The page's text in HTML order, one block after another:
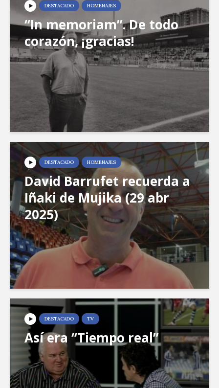
DESTACADO HOMENAJES
“In memoriam”. De todo
corazón, ¡gracias!
DESTACADO HOMENAJES
David Barrufet recuerda a
Iñaki de Mujika (29 abr
2025)
DESTACADO TV
Así era “Tiempo real”